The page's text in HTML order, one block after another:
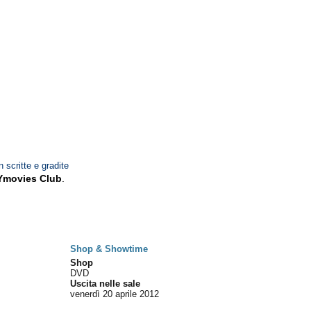
scritte e gradite
Club
Shop & Showtime
Shop
DVD
Uscita nelle sale
venerdì 20 aprile 2012